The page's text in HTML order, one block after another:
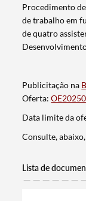
Procedimento
de trabalho em
de quatro
Publicitação na
Oferta:
Data limite da
Consulte,
Lista de